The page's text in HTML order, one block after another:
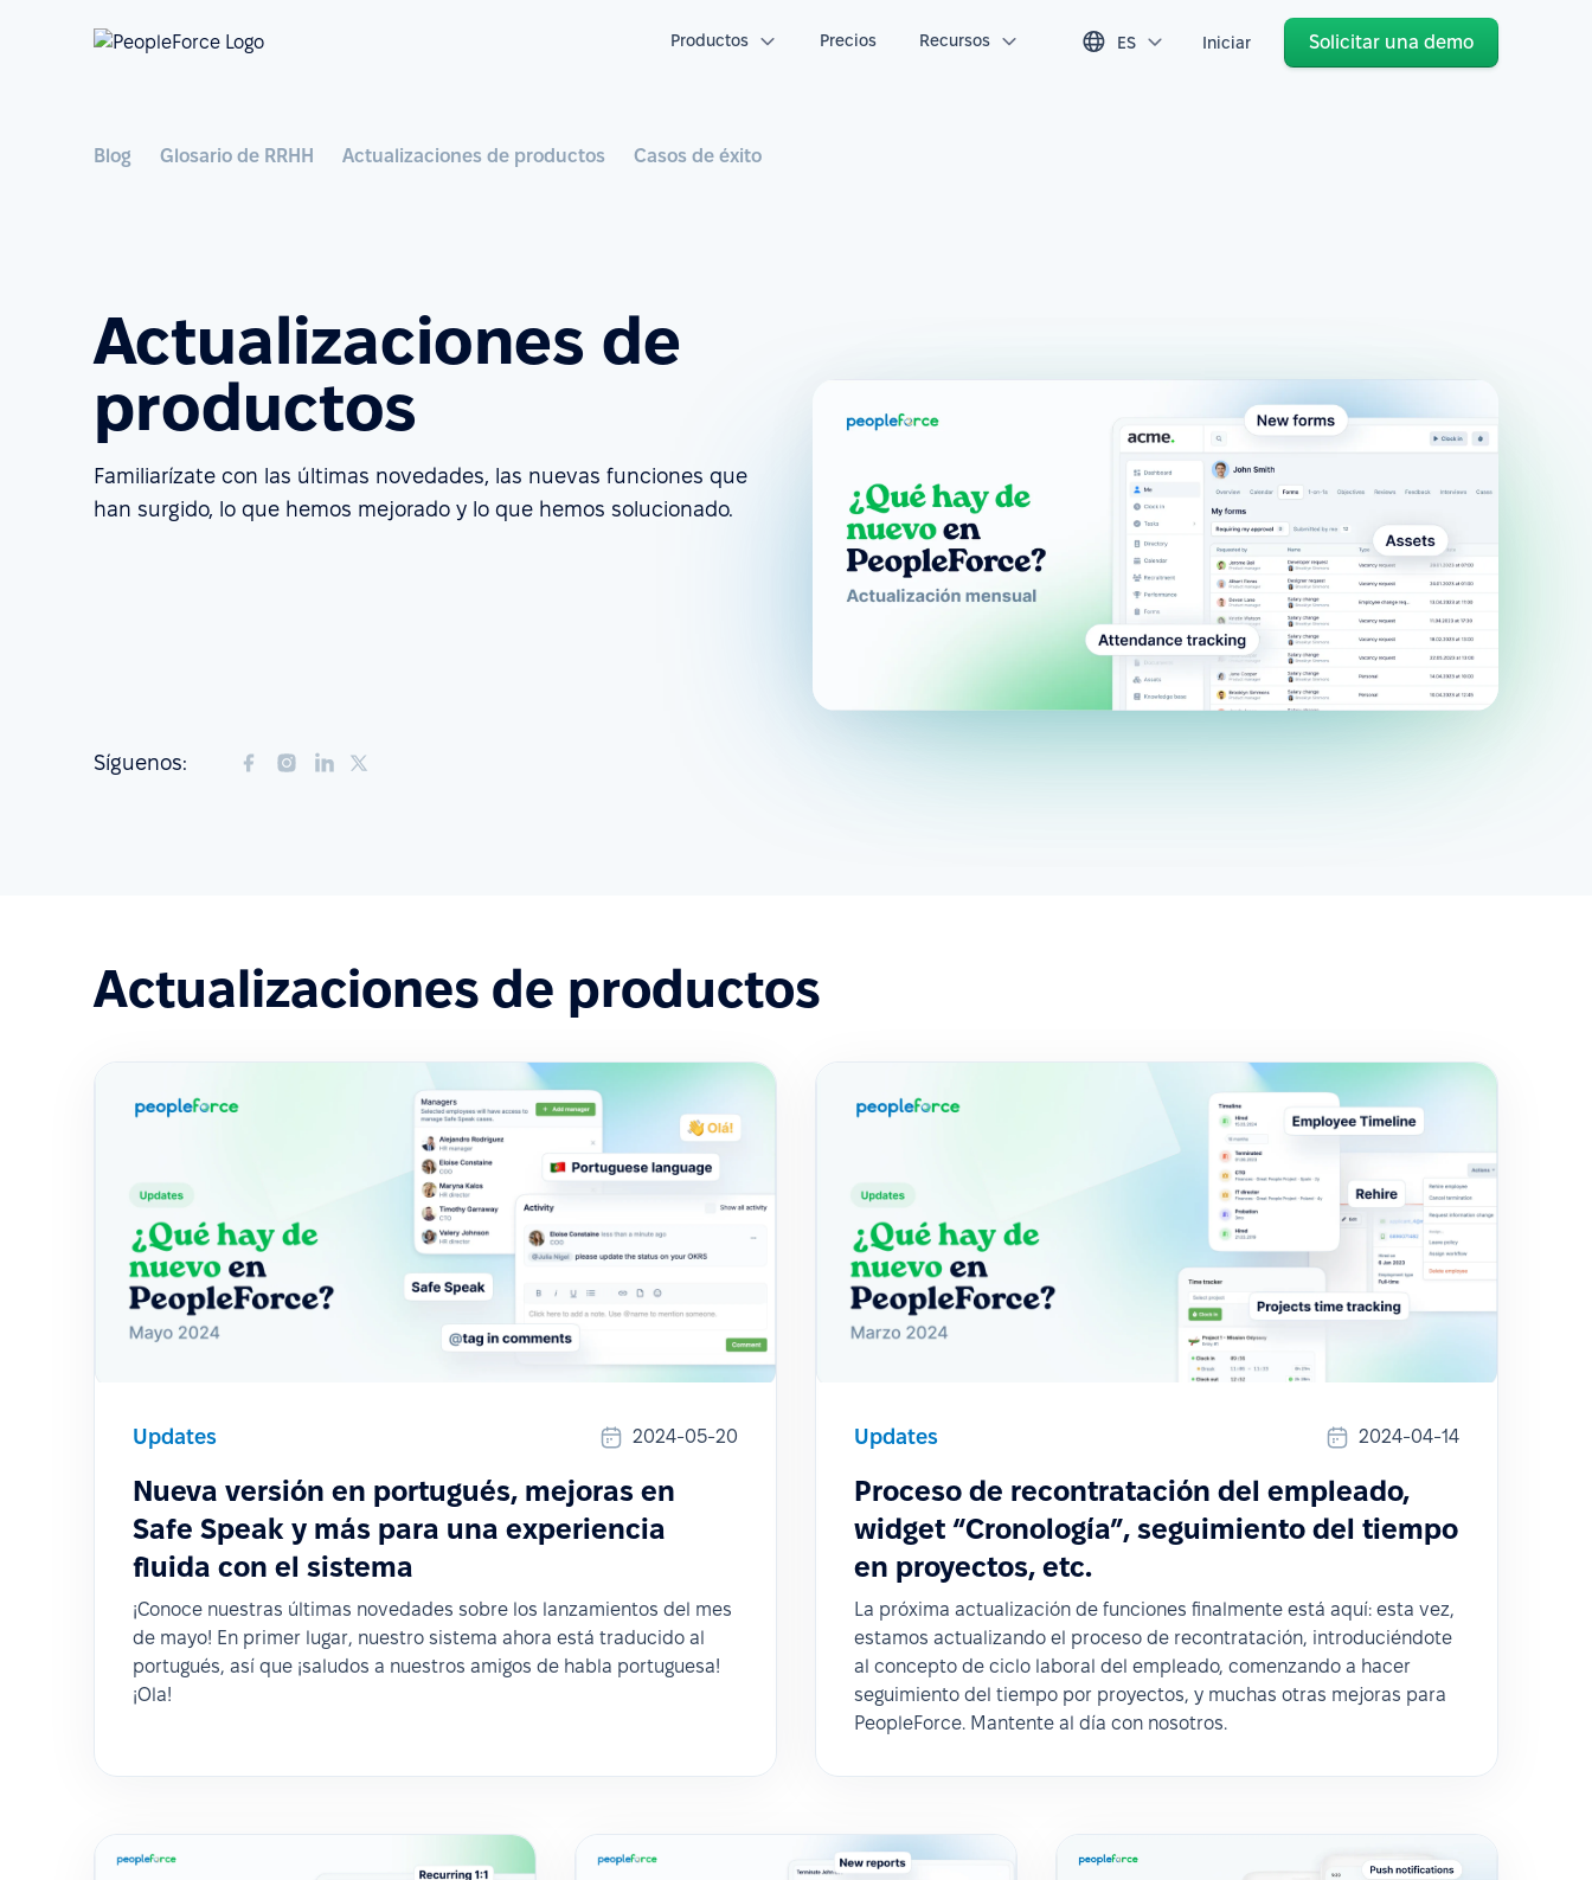
Productos Precios Recursos ES Iniciar Solicitar una demo
Blog Glosario de RRHH Actualizaciones de productos Casos de éxito
Actualizaciones de
productos
Familiarízate con las últimas novedades, las nuevas funciones que
han surgido, lo que hemos mejorado y lo que hemos solucionado.
Síguenos:
Actualizaciones de productos
Updates 2024-05-20
Nueva versión en portugués, mejoras en
Safe Speak y más para una experiencia
fluida con el sistema
¡Conoce nuestras últimas novedades sobre los lanzamientos del mes
de mayo! En primer lugar, nuestro sistema ahora está traducido al
portugués, así que ¡saludos a nuestros amigos de habla portuguesa!
¡Ola!
Updates 2024-04-14
Proceso de recontratación del empleado,
widget “Cronología”, seguimiento del tiempo
en proyectos, etc.
La próxima actualización de funciones finalmente está aquí: esta vez,
estamos actualizando el proceso de recontratación, introduciéndote
al concepto de ciclo laboral del empleado, comenzando a hacer
seguimiento del tiempo por proyectos, y muchas otras mejoras para
PeopleForce. Mantente al día con nosotros.